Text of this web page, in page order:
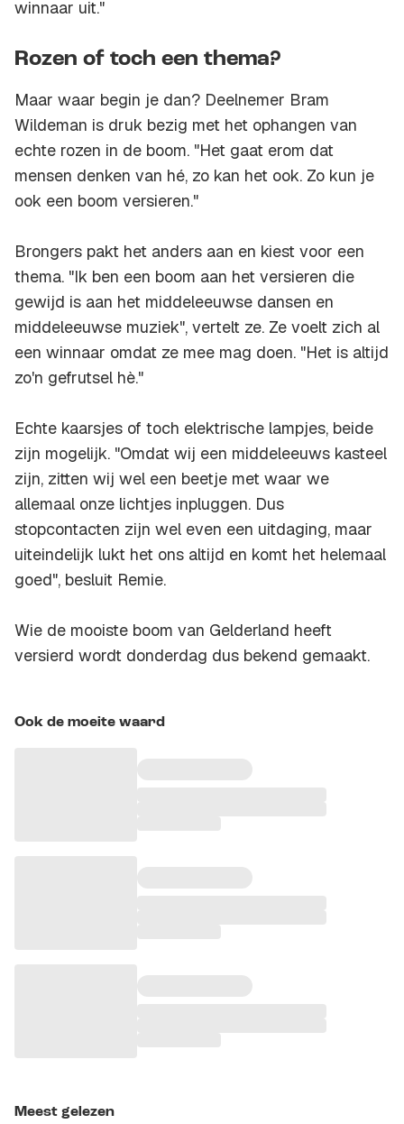
winnaar uit."
Rozen of toch een thema?
Maar waar begin je dan? Deelnemer Bram
Wildeman is druk bezig met het ophangen van
echte rozen in de boom. "Het gaat erom dat
mensen denken van hé, zo kan het ook. Zo kun je
ook een boom versieren."
Brongers pakt het anders aan en kiest voor een
thema. "Ik ben een boom aan het versieren die
gewijd is aan het middeleeuwse dansen en
middeleeuwse muziek", vertelt ze. Ze voelt zich al
een winnaar omdat ze mee mag doen. "Het is altijd
zo'n gefrutsel hè."
Echte kaarsjes of toch elektrische lampjes, beide
zijn mogelijk. "Omdat wij een middeleeuws kasteel
zijn, zitten wij wel een beetje met waar we
allemaal onze lichtjes inpluggen. Dus
stopcontacten zijn wel even een uitdaging, maar
uiteindelijk lukt het ons altijd en komt het helemaal
goed", besluit Remie.
Wie de mooiste boom van Gelderland heeft
versierd wordt donderdag dus bekend gemaakt.
Ook de moeite waard
Meest gelezen